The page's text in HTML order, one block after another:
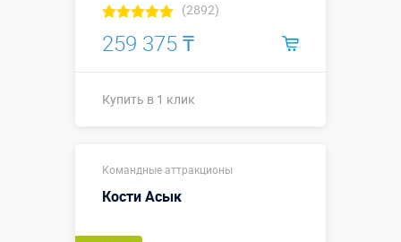
(2892)
259 375 ₸
Купить в 1 клик
Больше деталей →
Командные аттракционы
Кости Асык